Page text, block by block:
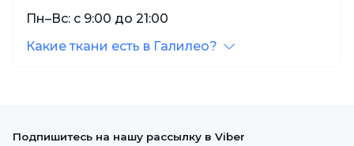
Пн–Вс: с 9:00 до 21:00
Какие ткани есть в Галилео?
Подпишитесь на нашу рассылку в Viber